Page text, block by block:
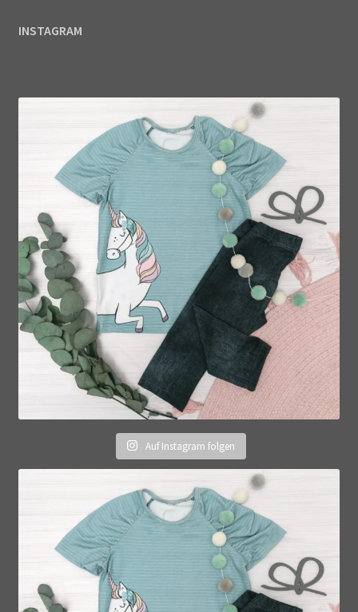
INSTAGRAM
Auf Instagram folgen